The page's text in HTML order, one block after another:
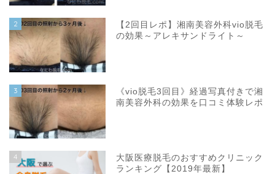
2
【2回目レポ】湘南美容外科vio脱毛
の効果～アレキサンドライト～
3
《vio脱毛3回目》経過写真付きで湘
南美容外科の効果を口コミ体験レポ
4
大阪医療脱毛のおすすめクリニック
ランキング【2019年最新】